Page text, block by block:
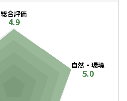
総合評価
4.9
自然・環境
5.0